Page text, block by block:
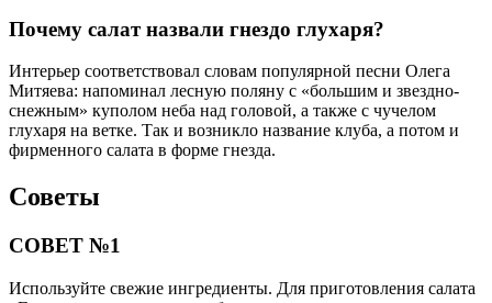
Почему салат назвали гнездо глухаря?
Интерьер соответствовал словам популярной песни Олега
Митяева: напоминал лесную поляну с «большим и звездно-
снежным» куполом неба над головой, а также с чучелом
глухаря на ветке. Так и возникло название клуба, а потом и
фирменного салата в форме гнезда.
Советы
СОВЕТ №1
Используйте свежие ингредиенты. Для приготовления салата